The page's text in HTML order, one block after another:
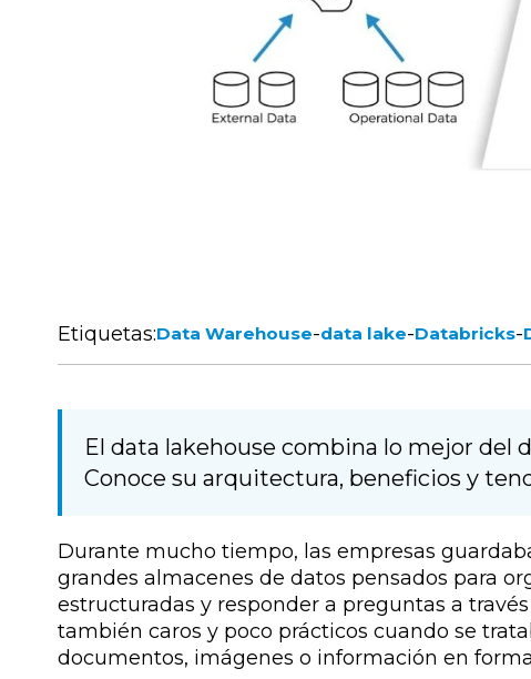
Etiquetas:Data Warehouse-data lake-Databricks-
El data lakehouse combina lo mejor del
Conoce su arquitectura, beneficios y
Durante mucho tiempo, las empresas
grandes almacenes de datos pensados para
estructuradas y responder a preguntas a
también caros y poco prácticos cuando se
documentos, imágenes o información en